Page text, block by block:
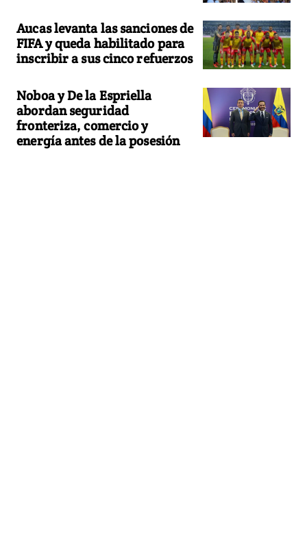
Aucas levanta las sanciones de
FIFA y queda habilitado para
inscribir a sus cinco refuerzos
Noboa y De la Espriella
abordan seguridad
fronteriza, comercio y
energía antes de la posesión